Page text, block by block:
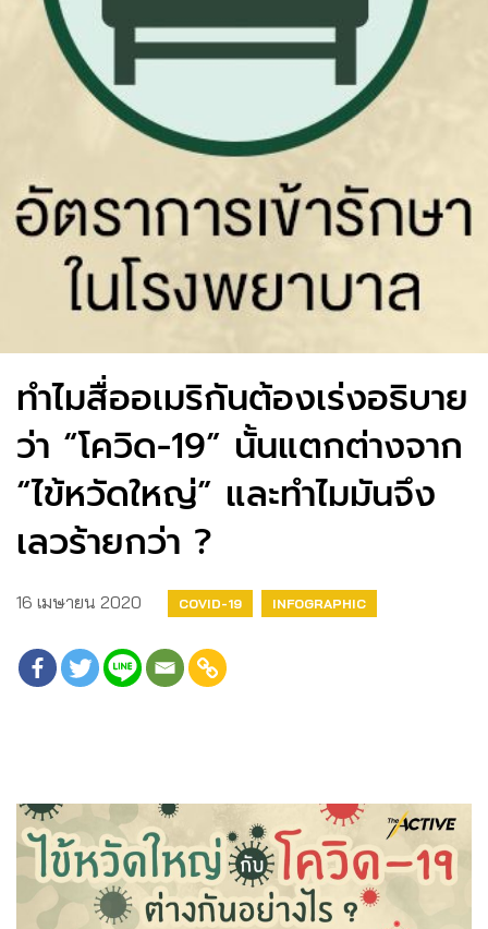
ทำไมสื่ออเมริกันต้องเร่งอธิบาย
ว่า “โควิด-19” นั้นแตกต่างจาก
“ไข้หวัดใหญ่” และทำไมมันจึง
เลวร้ายกว่า ?
16 เมษายน 2020 COVID-19 INFOGRAPHIC